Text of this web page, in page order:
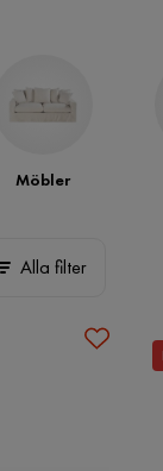
Möbler
Alla filter